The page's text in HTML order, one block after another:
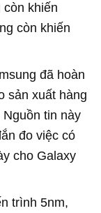
còn khiến
còn khiến
đã hoàn
sản xuất hàng
tin này
đo việc có
cho Galaxy
trình 5nm,